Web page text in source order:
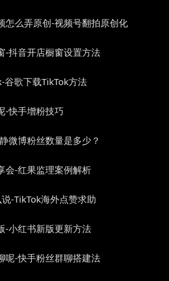
怎么弄原创-视频号翻拍原创化
-抖音开店橱窗设置方法
歌下载TikTok方法
-快手增粉技巧
微博粉丝数量是多少？
会-红果监理案例解析
-TikTok海外点赞求助
-小红书新版更新方法
呢-快手粉丝群聊搭建法